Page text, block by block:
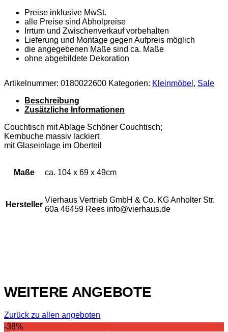
Preise inklusive MwSt.
alle Preise sind Abholpreise
Irrtum und Zwischenverkauf vorbehalten
Lieferung und Montage gegen Aufpreis möglich
die angegebenen Maße sind ca. Maße
ohne abgebildete Dekoration
Artikelnummer: 0180022600 Kategorien: Kleinmöbel , Sale
Beschreibung
Zusätzliche Informationen
Couchtisch mit Ablage Schöner Couchtisch;
Kernbuche massiv lackiert
mit Glaseinlage im Oberteil
Maße ca. 104 x 69 x 49cm
Hersteller
Vierhaus Vertrieb GmbH & Co. KG Anholter Str.
60a 46459 Rees info@vierhaus.de
WEITERE ANGEBOTE
Zurück zu allen angeboten
-38%